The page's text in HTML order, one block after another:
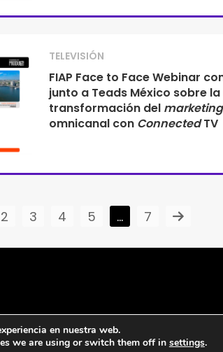
TELEVISIÓN
FIAP Face to Face Webinar
junto a Teads México sobre la
transformación del marketing
omnicanal con ConnectedTV
2 3 4 5 … 7
en nuestra web.
we are using or switch them off in settings.